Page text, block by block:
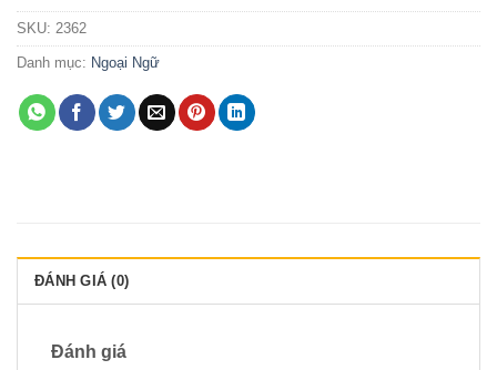
SKU: 2362
Danh mục: Ngoại Ngữ
ĐÁNH GIÁ (0)
Đánh giá